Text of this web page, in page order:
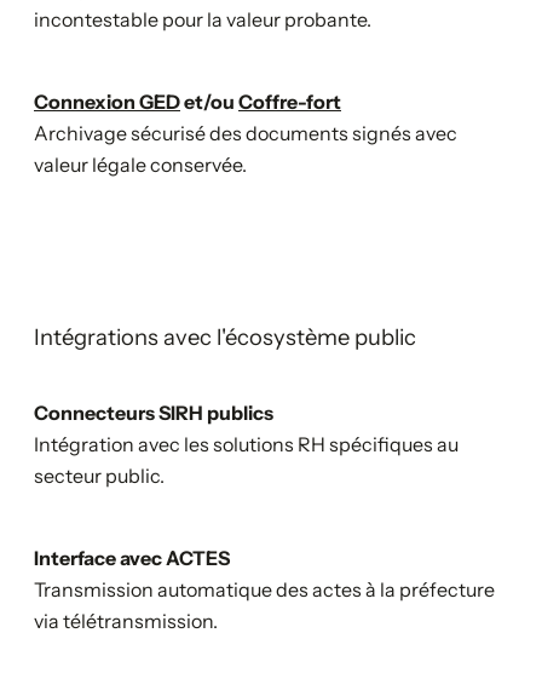
incontestable pour la valeur probante.
Connexion GEDet/ou Coffre-fort
Archivage sécurisé des documents signés avec
valeur légale conservée.
Intégrations avec l'écosystème public
Connecteurs SIRH publics
Intégration avec les solutions RH spécifiques au
secteur public.
Interface avec ACTES
Transmission automatique des actes à la préfecture
via télétransmission.